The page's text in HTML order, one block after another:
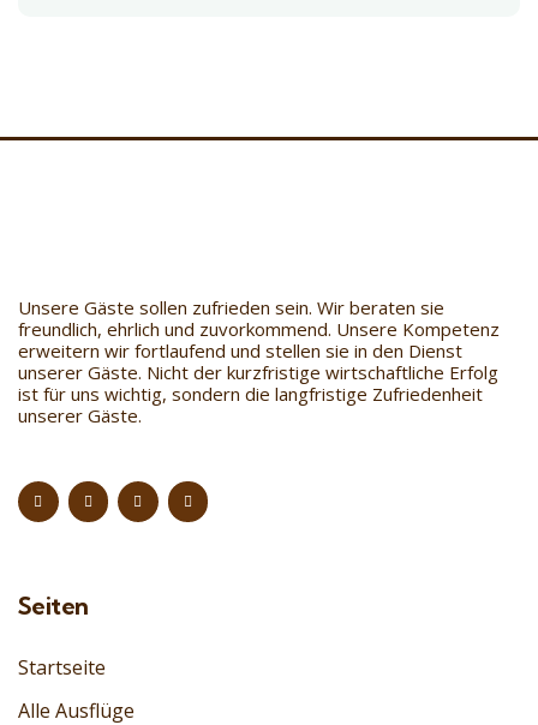
Unsere Gäste sollen zufrieden sein. Wir beraten sie
freundlich, ehrlich und zuvorkommend. Unsere Kompetenz
erweitern wir fortlaufend und stellen sie in den Dienst
unserer Gäste. Nicht der kurzfristige wirtschaftliche Erfolg
ist für uns wichtig, sondern die langfristige Zufriedenheit
unserer Gäste.
Seiten
Startseite
Alle Ausflüge